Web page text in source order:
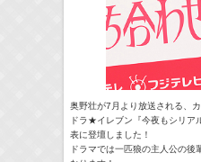
奥野壮が7月より放送される、
ドラ★イレブン『今夜もシリア
表に登壇しました！
ドラマでは一匹狼の主人公の後